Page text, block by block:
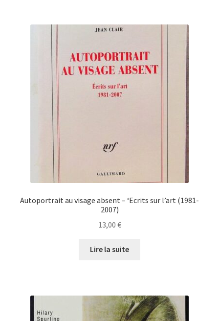
Autoportrait au visage absent – ‘Ecrits sur l’art (1981-
2007)
13,00 €
Lire la suite